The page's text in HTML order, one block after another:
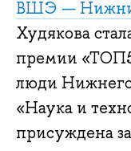
ВШЭ —
Худякова
премии
люди
«Наука и
присуждена